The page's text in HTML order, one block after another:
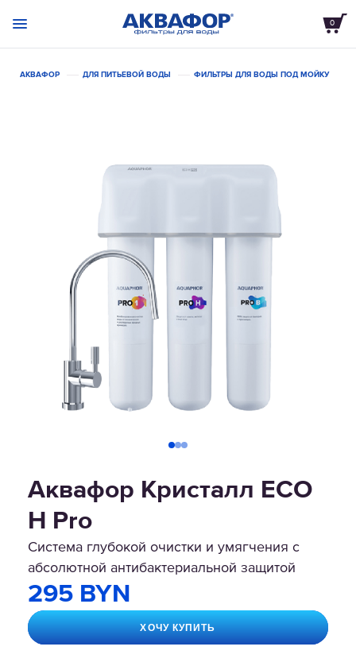
0
АКВАФОР ДЛЯ ПИТЬЕВОЙ ВОДЫ ФИЛЬТРЫ ДЛЯ ВОДЫ ПОД МОЙКУ
Аквафор Кристалл ECO
H Pro
Система глубокой очистки и умягчения с
абсолютной антибактериальной защитой
295 BYN
ХОЧУ КУПИТЬ